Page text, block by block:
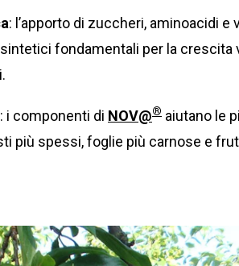
: l’apporto di zuccheri, aminoacidi
fondamentali per la crescita
: i componenti di NOV@® aiutano le
più spessi, foglie più carnose e